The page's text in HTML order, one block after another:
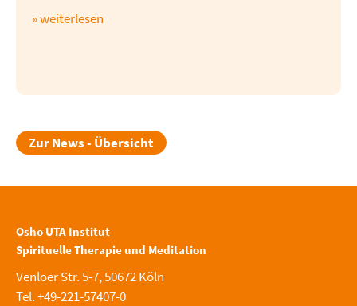
» weiterlesen
Zur News - Übersicht
Osho UTA Institut
Spirituelle Therapie und Meditation
Venloer Str. 5-7, 50672 Köln
Tel. +49-221-57407-0